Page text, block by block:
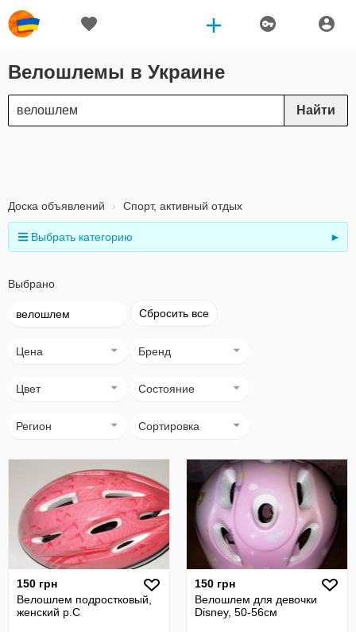
Велошлемы в Украине
Найти
Доска объявлений Спорт, активный отдых
Выбрать категорию ►
Выбрано
велошлем Сбросить все
Цена Бренд
Цвет Состояние
Регион Сортировка
150 грн
Велошлем подростковый,
женский р.С
150 грн
Велошлем для девочки
Disney, 50-56см